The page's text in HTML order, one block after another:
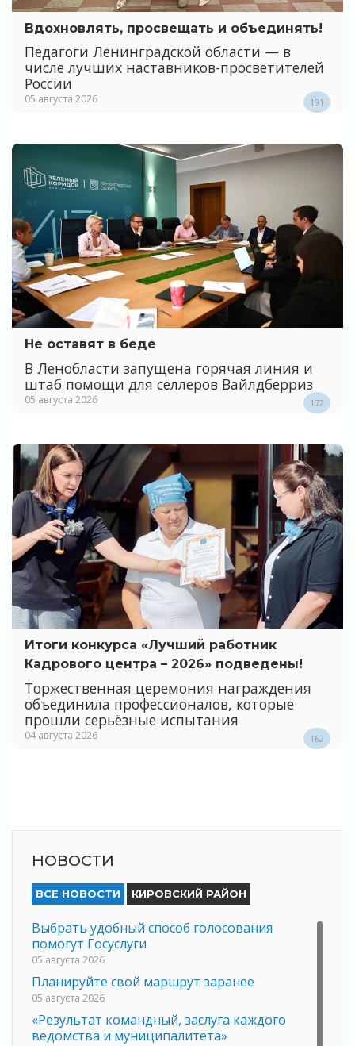
Вдохновлять, просвещать и объединять!
Педагоги Ленинградской области — в
числе лучших наставников-просветителей
России
05 августа 2026 191
Не оставят в беде
В Ленобласти запущена горячая линия и
штаб помощи для селлеров Вайлдберриз
05 августа 2026 172
Итоги конкурса «Лучший работник
Кадрового центра – 2026» подведены!
Торжественная церемония награждения
объединила профессионалов, которые
прошли серьёзные испытания
04 августа 2026 162
НОВОСТИ
ВСЕ НОВОСТИ КИРОВСКИЙ РАЙОН
Выбрать удобный способ голосования
помогут Госуслуги
05 августа 2026
Планируйте свой маршрут заранее
05 августа 2026
«Результат командный, заслуга каждого
ведомства и муниципалитета»